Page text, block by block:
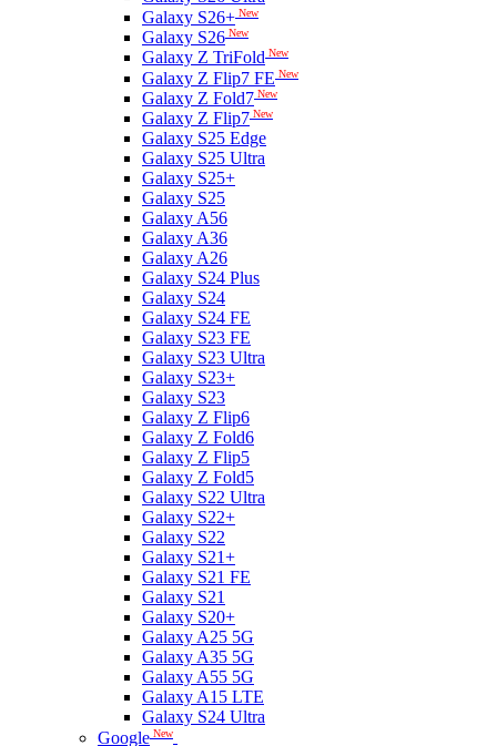
Galaxy S26+ New
Galaxy S26 New
Galaxy Z TriFold New
Galaxy Z Flip7 FE New
Galaxy Z Fold7 New
Galaxy Z Flip7 New
Galaxy S25 Edge
Galaxy S25 Ultra
Galaxy S25+
Galaxy S25
Galaxy A56
Galaxy A36
Galaxy A26
Galaxy S24 Plus
Galaxy S24
Galaxy S24 FE
Galaxy S23 FE
Galaxy S23 Ultra
Galaxy S23+
Galaxy S23
Galaxy Z Flip6
Galaxy Z Fold6
Galaxy Z Flip5
Galaxy Z Fold5
Galaxy S22 Ultra
Galaxy S22+
Galaxy S22
Galaxy S21+
Galaxy S21 FE
Galaxy S21
Galaxy S20+
Galaxy A25 5G
Galaxy A35 5G
Galaxy A55 5G
Galaxy A15 LTE
Galaxy S24 Ultra
Google New